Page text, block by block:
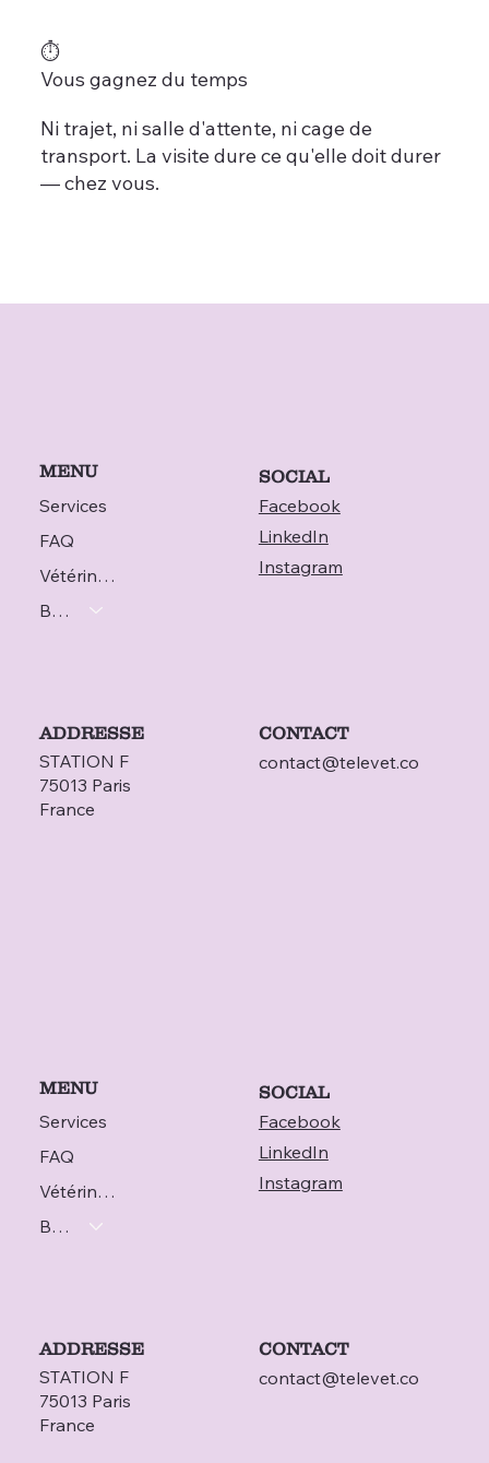
Ni trajet, ni salle d'attente, ni cage de
transport. La visite dure ce qu'elle doit durer
— chez vous.
⏱️
Vous gagnez du temps
MENU
Services
FAQ
Vétérinaire
Blog
CONTACT
contact@televet.co
ADDRESSE
STATION F
75013 Paris
France
SOCIAL
Facebook
LinkedIn
Instagram
MENU
Services
FAQ
Vétérinaire
Blog
CONTACT
contact@televet.co
ADDRESSE
STATION F
75013 Paris
France
SOCIAL
Facebook
LinkedIn
Instagram